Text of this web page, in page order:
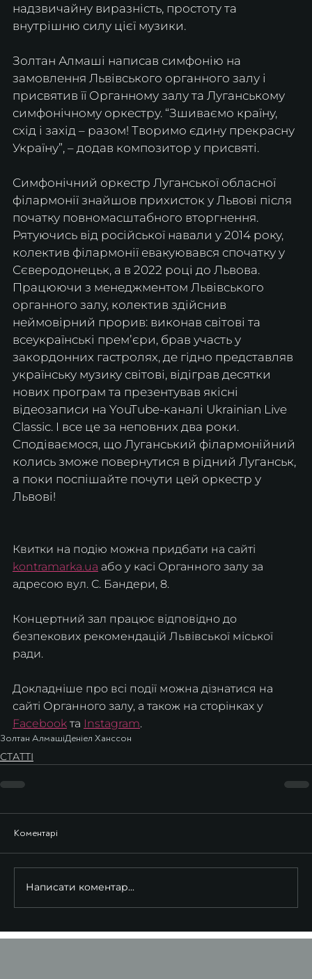
надзвичайну виразність, простоту та
внутрішню силу цієї музики.
Золтан Алмаші написав симфонію на
замовлення Львівського органного залу і
присвятив її Органному залу та Луганському
симфонічному оркестру. “Зшиваємо країну,
схід і захід – разом! Творимо єдину прекрасну
Україну”, – додав композитор у присвяті.
Симфонічний оркестр Луганської обласної
філармонії знайшов прихисток у Львові після
початку повномасштабного вторгнення.
Рятуючись від російської навали у 2014 року,
колектив філармонії евакуювався спочатку у
Сєверодонецьк, а в 2022 році до Львова.
Працюючи з менеджментом Львівського
органного залу, колектив здійснив
неймовірний прорив: виконав світові та
всеукраїнські премʼєри, брав участь у
закордонних гастролях, де гідно представляв
українську музику світові, відіграв десятки
нових програм та презентував якісні
відеозаписи на YouTube-каналі Ukrainian Live
Classic. І все це за неповних два роки.
Сподіваємося, що Луганський філармонійний
колись зможе повернутися в рідний Луганськ,
а поки поспішайте почути цей оркестр у
Львові!
Квитки на подію можна придбати на сайті
kontramarka.ua або у касі Органного залу за
адресою вул. С. Бандери, 8.
Концертний зал працює відповідно до
безпекових рекомендацій Львівської міської
ради.
Докладніше про всі події можна дізнатися на
сайті Органного залу, а також на сторінках у
Facebook та Instagram.
Золтан АлмашіДеніел Ханссон
СТАТТІ
Коментарі
Написати коментар...